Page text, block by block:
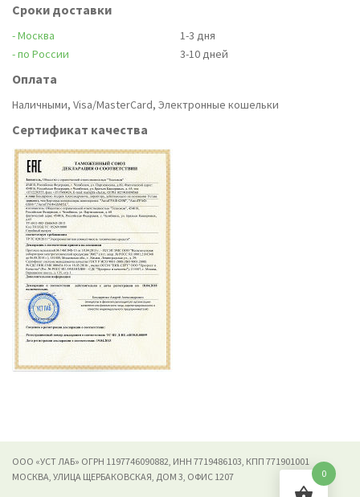
Сроки доставки
- Москва
1-3 дня
- по России
3-10 дней
Оплата
Наличными, Visa/MasterCard, Электронные кошельки
Сертификат качества
ООО «УСТ ЛАБ» ОГРН 1197746090882, ИНН 7719486103, КПП 771901001
МОСКВА, УЛИЦА ЩЕРБАКОВСКАЯ, ДОМ 3, ОФИС 1207
0